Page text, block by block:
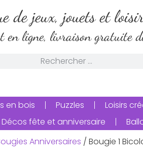
de jeux, jouets et
en ligne, livraison gratuite
en bois Puzzles Loisirs
Décos fête et anniversaire
Anniversaires / Bougie 1